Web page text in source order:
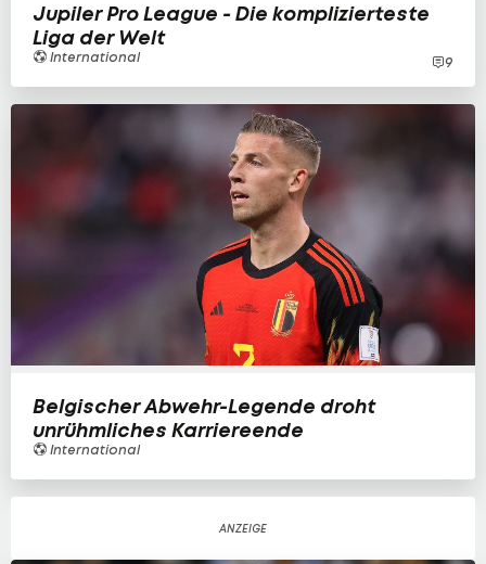
Jupiler Pro League - Die komplizierteste
Liga der Welt
International 9
Belgischer Abwehr-Legende droht
unrühmliches Karriereende
International